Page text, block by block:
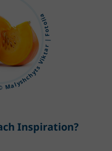
Viktar | Fotolia
Inspiration?